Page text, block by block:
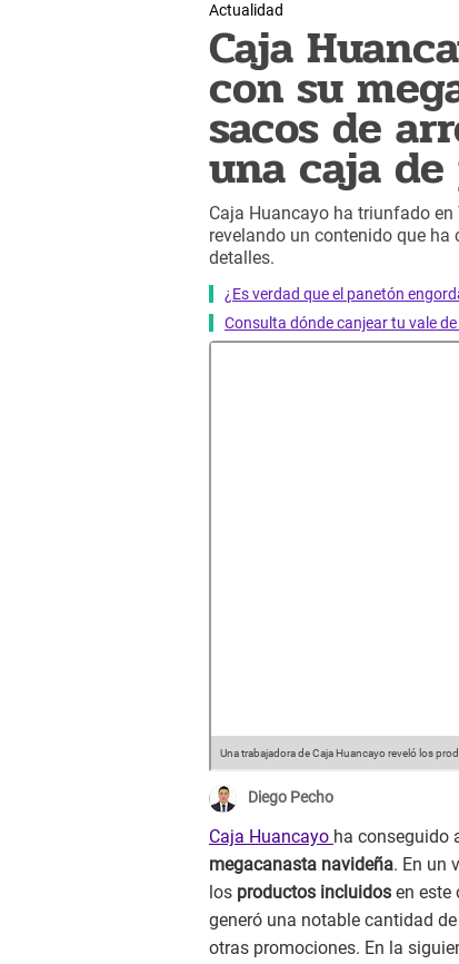
Actualidad
Caja
con su
sacos de
una caja
Caja Huancayo ha triunfado
revelando un contenido que
detalles.
¿Es verdad que el panetón
Consulta dónde canjear tu vale
Una trabajadora de Caja Huancayo reveló los
Diego Pecho
Caja Huancayo ha conseguido
megacanasta navideña. En un
los productos incluidos en este
generó una notable cantidad
otras promociones. En la